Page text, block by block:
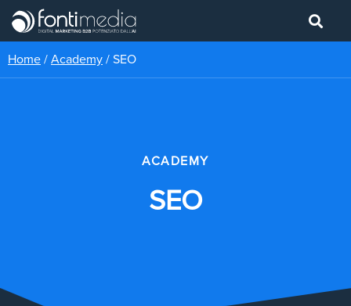
Home / Academy / SEO
ACADEMY
SEO